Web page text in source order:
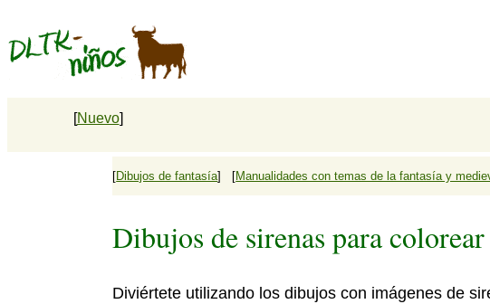
[Nuevo]
[Dibujos de fantasía] [Manualidades con temas de la fantasía y
Dibujos de sirenas para
Diviértete utilizando los dibujos con imágenes de